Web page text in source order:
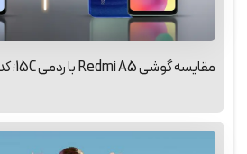
مقایسه گوشی Redmi A5 با ردمی 15C؛ کدام را بخریم؟